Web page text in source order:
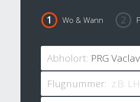
Wo & Wann
Abholort:
Flugnummer: